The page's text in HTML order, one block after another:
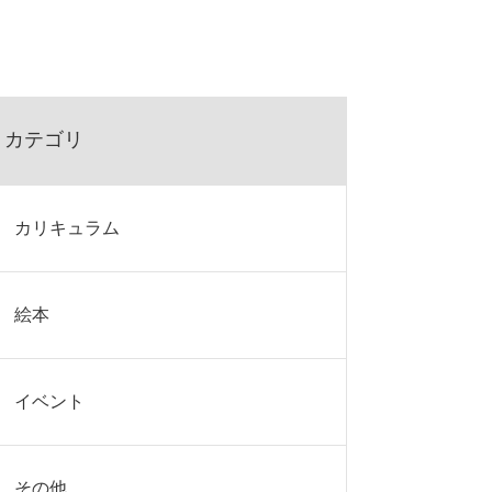
カテゴリ
カリキュラム
絵本
イベント
その他